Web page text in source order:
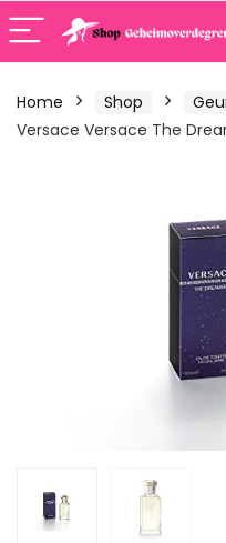
Home Shop
Versace Versace The